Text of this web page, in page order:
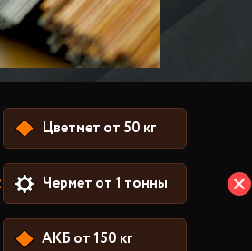
Цветмет от 50 кг
Чермет от 1 тонны
АКБ от 150 кг